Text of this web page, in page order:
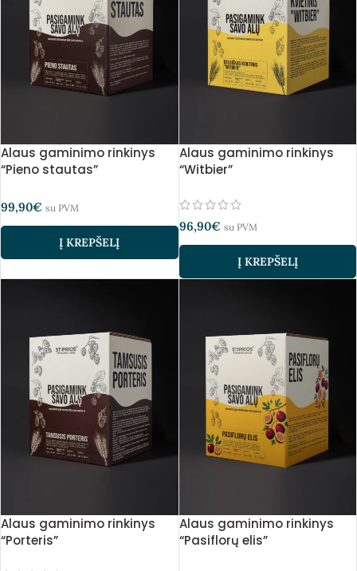
Alaus gaminimo rinkinys
“Pieno stautas”
99,90€ su PVM
Į KREPŠELĮ
Alaus gaminimo rinkinys
“Witbier”
96,90€ su PVM
Į KREPŠELĮ
Alaus gaminimo rinkinys
“Porteris”
Alaus gaminimo rinkinys
“Pasiflorų elis”